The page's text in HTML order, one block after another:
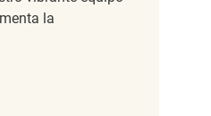
la
REQ129740
Associate